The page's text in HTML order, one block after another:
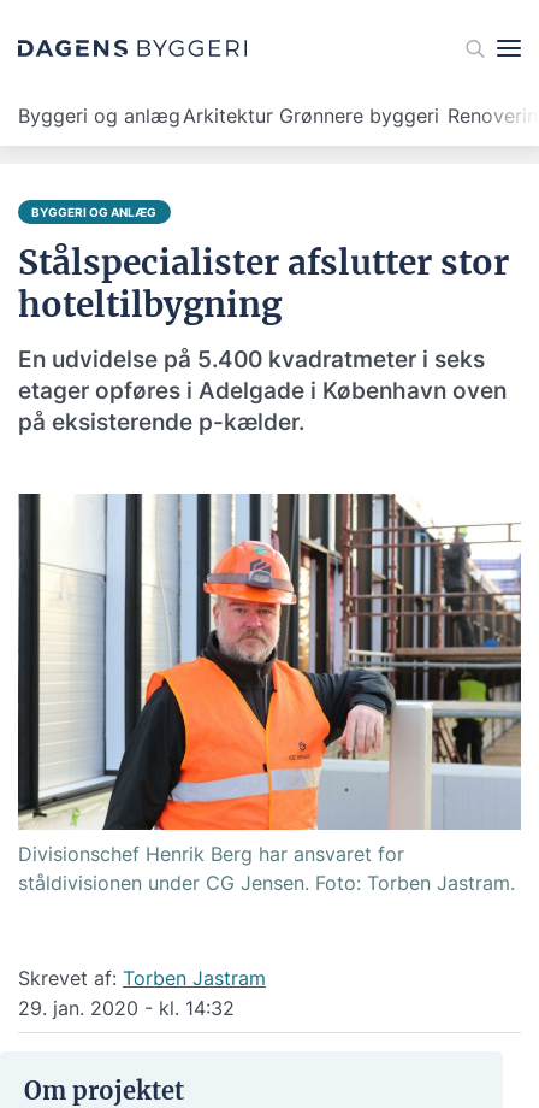
Byggeri og anlægArkitektur Grønnere byggeri
BYGGERI OG ANLÆG
Stålspecialister afslutter stor
hoteltilbygning
En udvidelse på 5.400 kvadratmeter i seks
etager opføres i Adelgade i København oven
på eksisterende p-kælder.
Divisionschef Henrik Berg har ansvaret for
ståldivisionen under CG Jensen. Foto: Torben Jastram.
Skrevet af: Torben Jastram
29. jan. 2020 - kl. 14:32
Om projektet